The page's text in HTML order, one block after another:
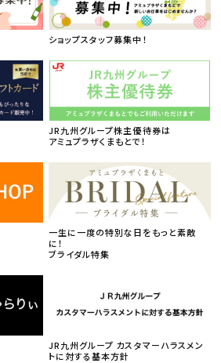
ショップスタッフ募集中！
JR九州グループ株主優待券は
アミュプラザくまもとで！
一生に一度の特別な日をもっと素敵
に！
ブライダル特集
JR九州グループ カスタマーハラスメン
トに対する基本方針